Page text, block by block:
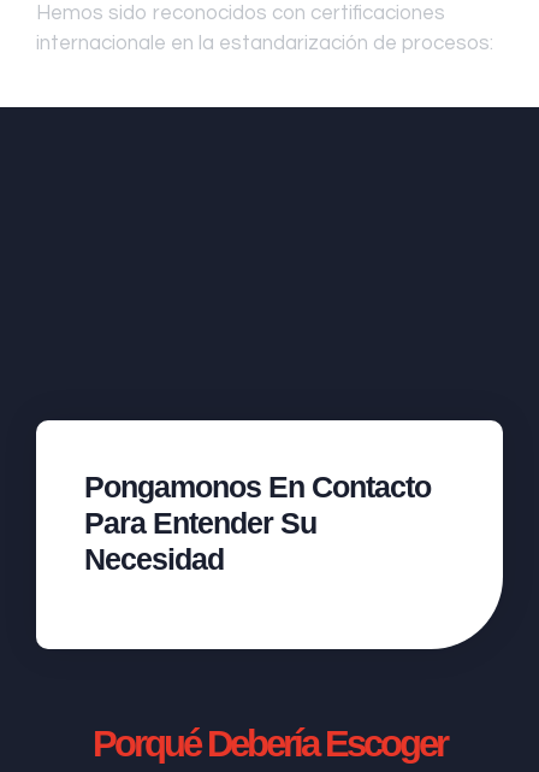
Hemos sido reconocidos con certificaciones
internacionale en la estandarización de procesos:
Pongamonos En Contacto
Para Entender Su
Necesidad
Porqué Debería Escoger